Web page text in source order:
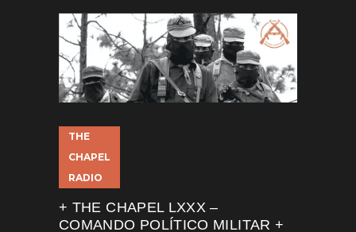
THE
CHAPEL
RADIO
+ THE CHAPEL LXXX –
COMANDO POLÍTICO MILITAR +